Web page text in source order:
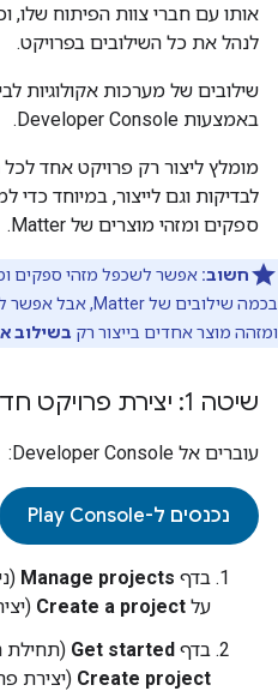
אותו עם חברי צוות הפיתוח
לנהל את כל השילובים בפרויקט.
באמצעות Developer Console
.
מומלץ ליצור רק פרויקט אחד
לבדיקות וגם לייצור, במיוחד כדי
ספקים ומזהי מוצרים של Matter
.
חשוב: אפשר לשכפל מזהי ספקים
בכמה שילובים שלMatter, אבל אפשר
ומזהה מוצר אחדים בייצור רק בשילוב
שיטה 1: יצירת פרויקט חדש
עוברים אל Developer Console
:
נכנסים ל-Play Console
בדף Manage projects
על Create a project
בדף Get started (תחילת
Create project (יצירת